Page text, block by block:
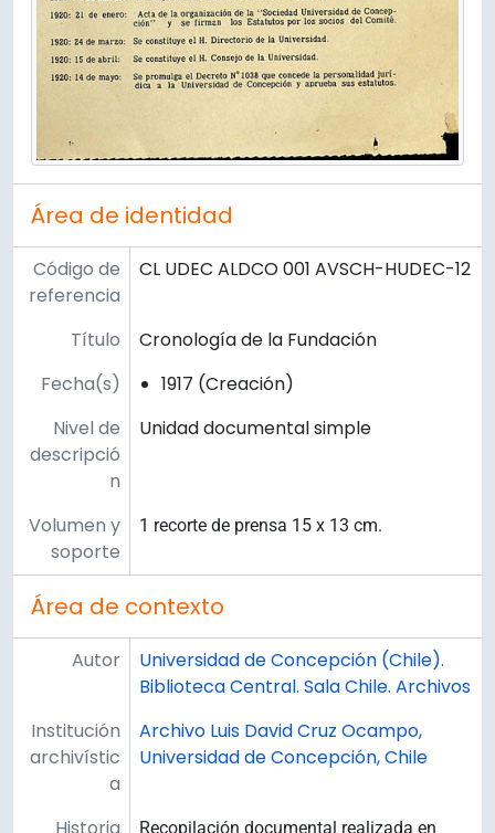
Área de identidad
Código de
referencia
CL UDEC ALDCO 001 AVSCH-HUDEC-12
Título
Cronología de la Fundación
Fecha(s)
1917 (Creación)
Nivel de
descripció
n
Unidad documental simple
Volumen y
soporte
1 recorte de prensa 15 x 13 cm.
Área de contexto
Autor
Universidad de Concepción (Chile).
Biblioteca Central. Sala Chile. Archivos
Institución
archivístic
a
Archivo Luis David Cruz Ocampo,
Universidad de Concepción, Chile
Recopilación documental realizada en